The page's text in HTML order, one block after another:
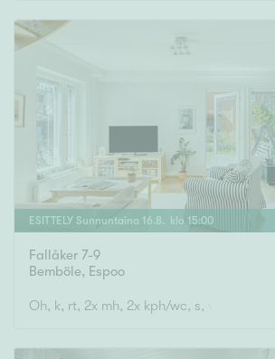
ESITTELY Sunnuntaina 16. 8 . klo 15:00
Fallåker 7-9
Bemböle, Espoo
Oh, k, rt, 2x mh, 2x kph/wc, s, vh, aula,